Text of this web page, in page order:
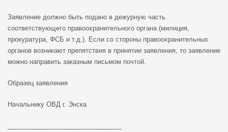
Заявление должно быть подано в дежурную часть
соответствующего правоохранительного органа (милиция,
прокуратура, ФСБ и т.д.). Если со стороны правоохранительных
органов возникают препятствия в принятии заявления, то заявление
можно направить заказным письмом почтой.
Образец заявления
Начальнику ОВД г. Энска